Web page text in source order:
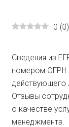
0 (0)
Сведения из
номером ОГРН
действующего
Отзывы
о качестве
менеджмента.